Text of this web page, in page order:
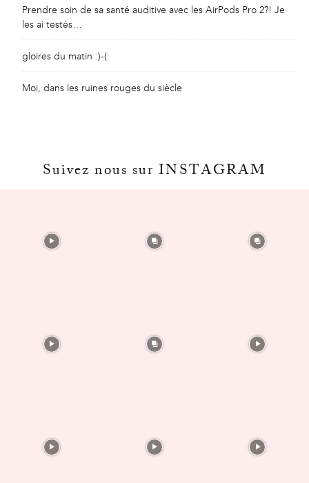
Prendre soin de sa santé auditive avec les AirPods Pro 2?! Je
les ai testés…
gloires du matin :)-(:
Moi, dans les ruines rouges du siècle
Suivez nous sur INSTAGRAM